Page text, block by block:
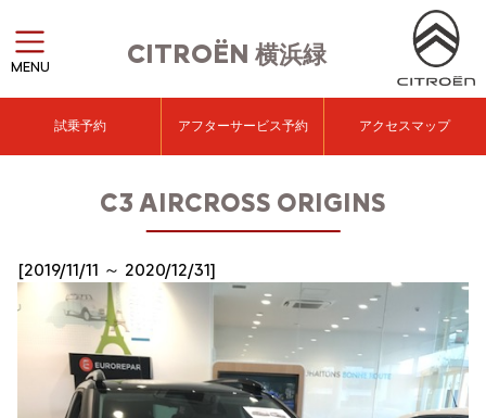
CITROËN 横浜緑
MENU
試乗予約 アフターサービス予約 アクセスマップ
C3 AIRCROSS ORIGINS
[2019/11/11 ～ 2020/12/31]